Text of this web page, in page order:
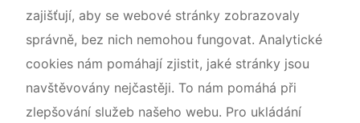
zajišťují, aby se webové stránky zobrazovaly
správně, bez nich nemohou fungovat. Analytické
cookies nám pomáhají zjistit, jaké stránky jsou
navštěvovány nejčastěji. To nám pomáhá při
zlepšování služeb našeho webu. Pro ukládání